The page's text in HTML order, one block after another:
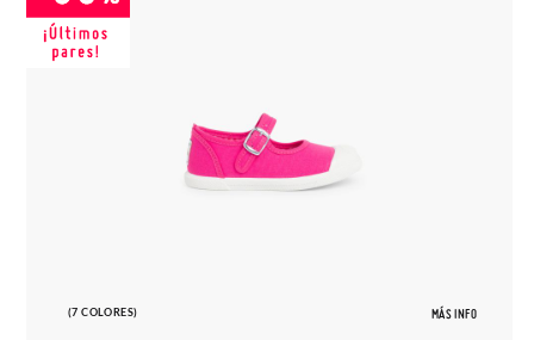
(7 COLORES) MÁS INFO